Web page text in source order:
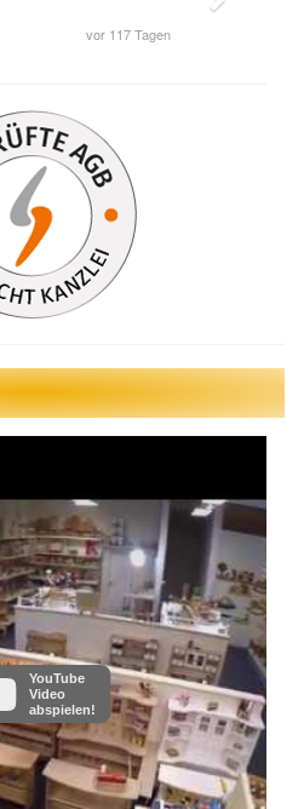
YouTube
Video
abspielen!